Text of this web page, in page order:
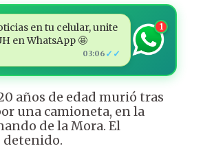
en tu celular, unite
en WhatsApp 🤩
03:06 ✓✓
1
años de edad murió tras
una camioneta, en la
de la Mora. El
detenido.